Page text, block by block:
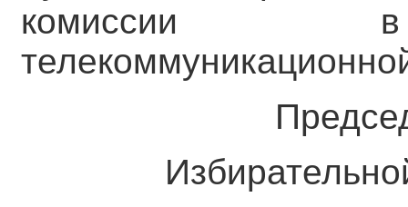
комиссии в